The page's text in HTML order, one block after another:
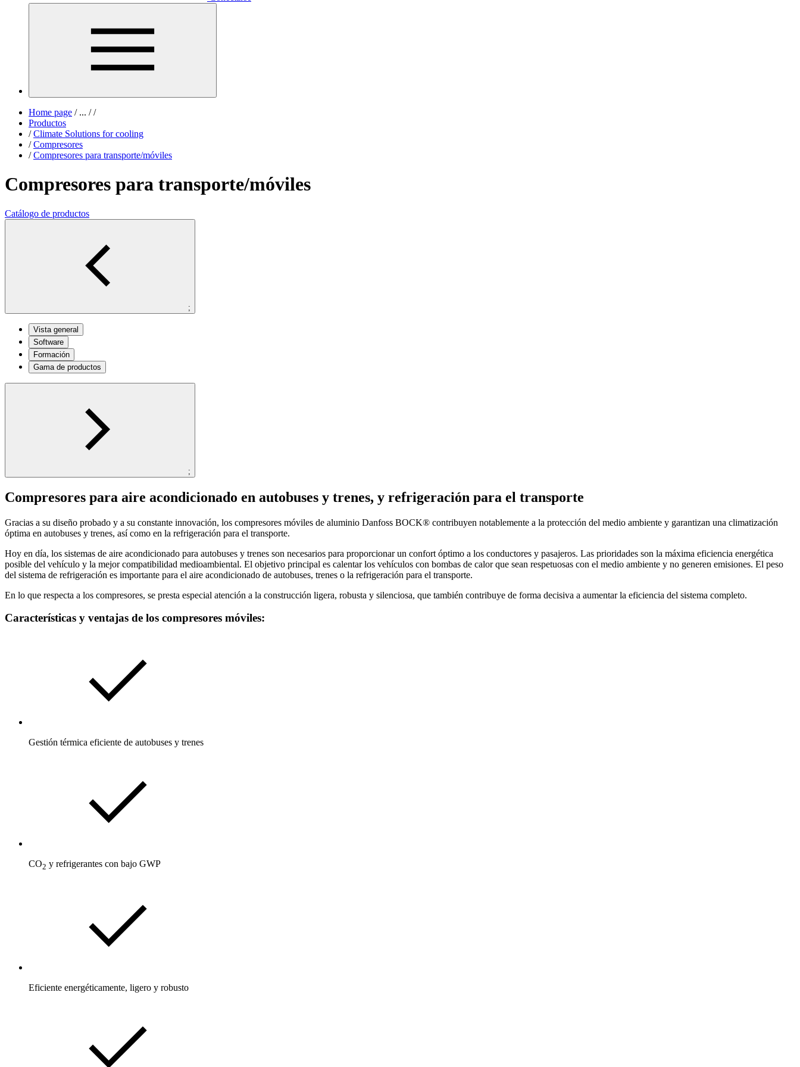
Home page /... / /
Productos
/ Climate Solutions for cooling
/ Compresores
/ Compresores para transporte/móviles
Compresores para transporte/móviles
Catálogo de productos
;
Vista general
Software
Formación
Gama de productos
;
Compresores para aire acondicionado en autobuses y trenes, y refrigeración para el transporte
Gracias a su diseño probado y a su constante innovación, los compresores móviles de aluminio Danfoss BOCK® contribuyen notablemente a la protección del medio ambiente y garantizan una climatización
óptima en autobuses y trenes, así como en la refrigeración para el transporte.
Hoy en día, los sistemas de aire acondicionado para autobuses y trenes son necesarios para proporcionar un confort óptimo a los conductores y pasajeros. Las prioridades son la máxima eficiencia energética
posible del vehículo y la mejor compatibilidad medioambiental. El objetivo principal es calentar los vehículos con bombas de calor que sean respetuosas con el medio ambiente y no generen emisiones. El peso
del sistema de refrigeración es importante para el aire acondicionado de autobuses, trenes o la refrigeración para el transporte.
En lo que respecta a los compresores, se presta especial atención a la construcción ligera, robusta y silenciosa, que también contribuye de forma decisiva a aumentar la eficiencia del sistema completo.
Características y ventajas de los compresores móviles:
Gestión térmica eficiente de autobuses y trenes
CO2 y refrigerantes con bajo GWP
Eficiente energéticamente, ligero y robusto